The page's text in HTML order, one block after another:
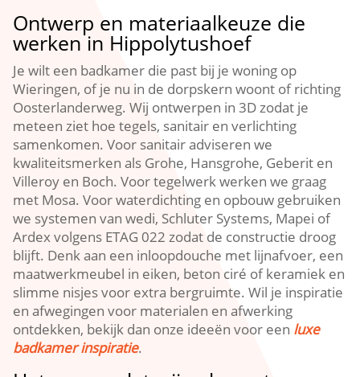
Ontwerp en materiaalkeuze die
werken in Hippolytushoef
Je wilt een badkamer die past bij je woning op
Wieringen, of je nu in de dorpskern woont of richting
Oosterlanderweg.​ Wij ontwerpen in 3D zodat je
meteen ziet hoe tegels, sanitair en verlichting
samenkomen.​ Voor sanitair adviseren we
kwaliteitsmerken als Grohe, Hansgrohe, Geberit en
Villeroy en Boch.​ Voor tegelwerk werken we graag
met Mosa.​ Voor waterdichting en opbouw gebruiken
we systemen van wedi, Schluter Systems, Mapei of
Ardex volgens ETAG 022 zodat de constructie droog
blijft.​ Denk aan een inloopdouche met lijnafvoer, een
maatwerkmeubel in eiken, beton ciré of keramiek en
slimme nisjes voor extra bergruimte.​ Wil je inspiratie
en afwegingen voor materialen en afwerking
ontdekken, bekijk dan onze ideeën voor een luxe
badkamer inspiratie.​